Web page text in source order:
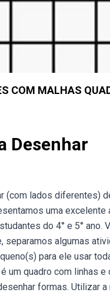
COM MALHAS
Desenhar
(com lados diferentes)
uma
do 4° e 5°
algumas
para ele usar
um quadro com linhas
formas. Utilizar